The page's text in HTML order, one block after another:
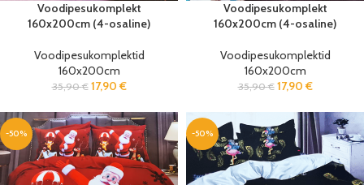
Voodipesukomplekt
160x200cm (4-osaline)
Voodipesukomplektid
160x200cm
35,90€ 17,90 €
Voodipesukomplekt
160x200cm (4-osaline)
Voodipesukomplektid
160x200cm
35,90€ 17,90 €
-50% -50%